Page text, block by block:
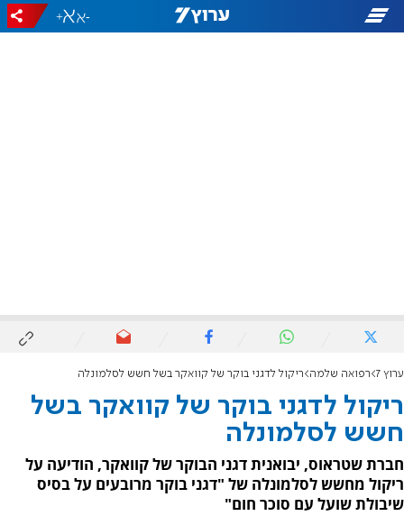
-
+
ערוץ 7 רפואה שלמה ריקול לדגני בוקר של קוואקר בשל חשש לסלמונלה
ריקול לדגני בוקר של קוואקר בשל
חשש לסלמונלה
חברת שטראוס, יבואנית דגני הבוקר של קוואקר, הודיעה על
ריקול מחשש לסלמונלה של "דגני בוקר מרובעים על בסיס
שיבולת שועל עם סוכר חום"